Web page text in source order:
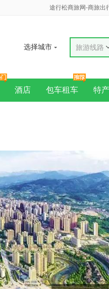
途行松商旅网-商旅出
选择城市 旅游线路
酒店 包车租车 特